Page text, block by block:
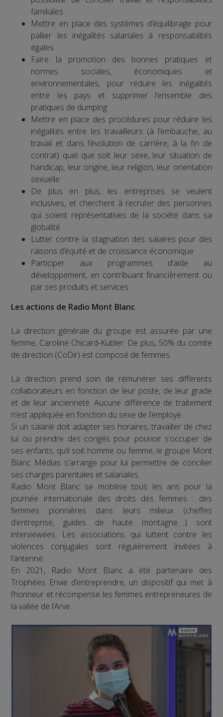
familiales
Mettre en place des systèmes d’équilibrage pour
pallier les inégalités salariales à responsabilités
égales
Faire la promotion des bonnes pratiques et
normes sociales, économiques et
environnementales, pour réduire les inégalités
entre les pays et supprimer l’ensemble des
pratiques de dumping
Mettre en place des procédures pour réduire les
inégalités entre les travailleurs (à l’embauche, au
travail et dans l’évolution de carrière, à la fin de
contrat) quel que soit leur sexe, leur situation de
handicap, leur origine, leur religion, leur orientation
sexuelle
De plus en plus, les entreprises se veulent
inclusives, et cherchent à recruter des personnes
qui soient représentatives de la société dans sa
globalité
Lutter contre la stagnation des salaires pour des
raisons d’équité et de croissance économique
Participer aux programmes d’aide au
développement, en contribuant financièrement ou
par ses produits et services
Les actions de Radio Mont Blanc
La direction générale du groupe est assurée par une
femme, Caroline Chicard-Kubler. De plus, 50% du comité
de direction (CoDir) est composé de femmes.
La direction prend soin de rémunérer ses différents
collaborateurs en fonction de leur poste, de leur grade
et de leur ancienneté. Aucune différence de traitement
n’est appliquée en fonction du sexe de l’employé.
Si un salarié doit adapter ses horaires, travailler de chez
lui ou prendre des congés pour pouvoir s’occuper de
ses enfants, qu’il soit homme ou femme, le groupe Mont
Blanc Médias s’arrange pour lui permettre de concilier
ses charges parentales et salariales.
Radio Mont Blanc se mobilise tous les ans pour la
journée internationale des droits des femmes : des
femmes pionnières dans leurs milieux (cheffes
d’entreprise, guides de haute montagne….) sont
interviewées. Les associations qui luttent contre les
violences conjugales sont régulièrement invitées à
l’antenne.
En 2021, Radio Mont Blanc a été partenaire des
Trophées Envie d’entreprendre, un dispositif qui met à
l’honneur et récompense les femmes entrepreneures de
la vallée de l’Arve.